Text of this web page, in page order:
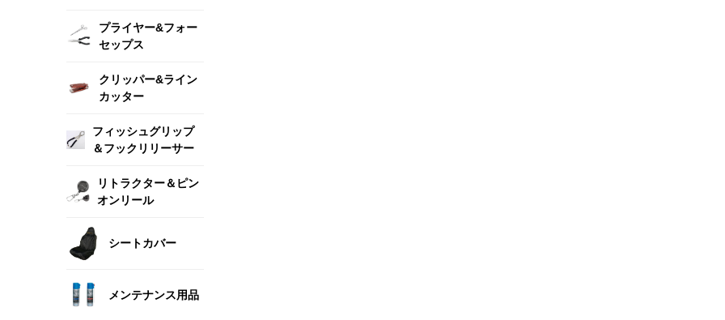
プライヤー&フォー
セップス
クリッパー&ライン
カッター
フィッシュグリップ
＆フックリリーサー
リトラクター＆ピン
オンリール
シートカバー
メンテナンス用品